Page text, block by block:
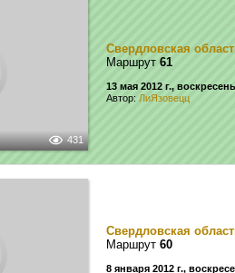
431
Свердловская
Маршрут 61
13 мая 2012 г.,
Автор: ЛиЯзовецц
Свердловская
Маршрут 60
8 января 2012 г.,